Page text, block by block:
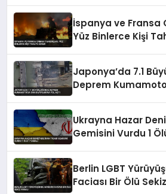
İspanya ve Fransa
Yüz Binlerce Kişi
Japonya’da 7.1
Deprem
Ukrayna Hazar
Gemisini Vurdu 1
Berlin LGBT
Faciası Bir Ölü